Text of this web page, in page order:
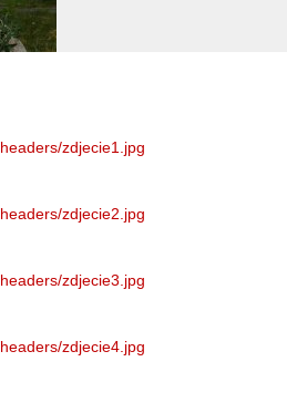
zdjecie1.jpg
zdjecie2.jpg
zdjecie3.jpg
zdjecie4.jpg